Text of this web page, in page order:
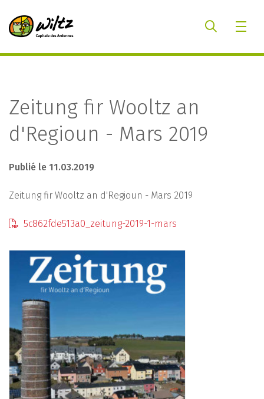
Zeitung fir Wooltz an
d'Regioun - Mars 2019
Publié le 11.03.2019
Zeitung fir Wooltz an d'Regioun - Mars 2019
5c862fde513a0_zeitung-2019-1-mars